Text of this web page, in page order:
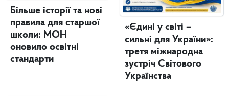
Більше історії та нові
правила для старшої
школи: МОН
оновило освітні
стандарти
«Єдині у світі –
сильні для України»:
третя міжнародна
зустріч Світового
Українства